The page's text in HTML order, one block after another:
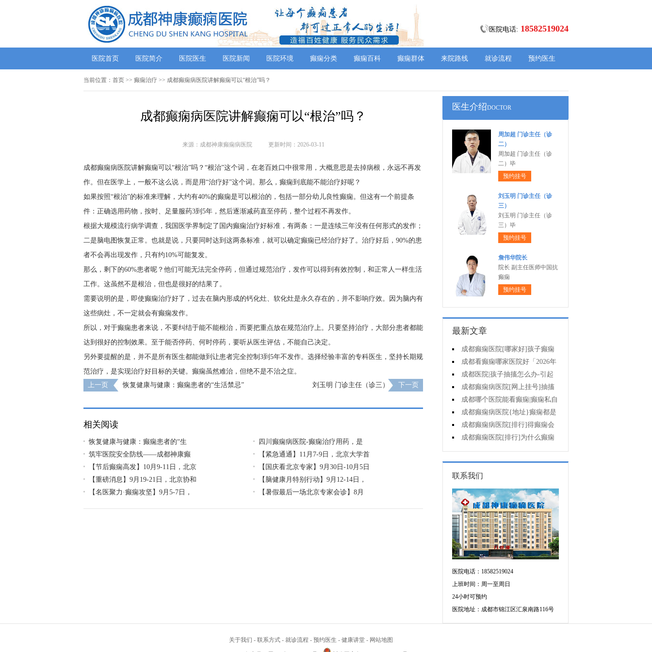
医院电话: 18582519024
医院首页 医院简介 医院医生 医院新闻 医院环境 癫痫分类 癫痫百科 癫痫群体 来院路线 就诊流程 预约医生
当前位置： 首页 >> 癫痫治疗 >> 成都癫痫病医院讲解癫痫可以“根治”吗？
成都癫痫病医院讲解癫痫可以“根治”吗？
来源：成都神康癫痫病医院 更新时间：2026-03-11
成都癫痫病医院讲解癫痫可以“根治”吗？“根治”这个词，在老百姓口中很常用，大概意思是去掉病根，永远不再发
作。但在医学上，一般不这么说，而是用“治疗好”这个词。那么，癫痫到底能不能治疗好呢？
如果按照“根治”的标准来理解，大约有40%的癫痫是可以根治的，包括一部分幼儿良性癫痫。但这有一个前提条
件：正确选用药物，按时、足量服药3到5年，然后逐渐减药直至停药，整个过程不再发作。
根据大规模流行病学调查，我国医学界制定了国内癫痫治疗好标准，有两条：一是连续三年没有任何形式的发作；
二是脑电图恢复正常。也就是说，只要同时达到这两条标准，就可以确定癫痫已经治疗好了。治疗好后，90%的患
者不会再出现发作，只有约10%可能复发。
那么，剩下的60%患者呢？他们可能无法完全停药，但通过规范治疗，发作可以得到有效控制，和正常人一样生活
工作。这虽然不是根治，但也是很好的结果了。
需要说明的是，即使癫痫治疗好了，过去在脑内形成的钙化灶、软化灶是永久存在的，并不影响疗效。因为脑内有
这些病灶，不一定就会有癫痫发作。
所以，对于癫痫患者来说，不要纠结于能不能根治，而要把重点放在规范治疗上。只要坚持治疗，大部分患者都能
达到很好的控制效果。至于能否停药、何时停药，要听从医生评估，不能自己决定。
另外要提醒的是，并不是所有医生都能做到让患者完全控制3到5年不发作。选择经验丰富的专科医生，坚持长期规
范治疗，是实现治疗好目标的关键。癫痫虽然难治，但绝不是不治之症。
上一页
恢复健康与健康：癫痫患者的“生活禁忌” 刘玉明 门诊主任（诊三） 下一页
相关阅读
恢复健康与健康：癫痫患者的“生
四川癫痫病医院-癫痫治疗用药，是
筑牢医院安全防线——成都神康癫
【紧急通通】11月7-9日，北京大学首
【节后癫痫高发】10月9-11日，北京
【国庆看北京专家】9月30日-10月5日
【重磅消息】9月19-21日，北京协和
【脑健康月特别行动】9月12-14日，
【名医聚力·癫痫攻坚】9月5-7日，
【暑假最后一场北京专家会诊】8月
医生介绍DOCTOR
周加超 门诊主任（诊
二）
周加超 门诊主任（诊
二）毕
预约挂号
刘玉明 门诊主任（诊
三）
刘玉明 门诊主任（诊
三）毕
预约挂号
詹伟华院长
院长 副主任医师中国抗
癫痫
预约挂号
最新文章
成都癫痫医院[哪家好]孩子癫痫
会影响智力吗?
成都看癫痫哪家医院好「2026年
度公布」原发性癫痫有多大几率遗
传给孩子?
成都医院|孩子抽搐怎么办-引起
癫痫发作的药物有哪些?
成都癫痫病医院[网上挂号]抽搐
就是癫痫发作吗?
成都哪个医院能看癫痫|癫痫私自
停药影响大不大?
成都癫痫病医院{地址}癫痫都是
要遗传的吗?
成都癫痫病医院[排行]得癫痫会
有什么异常表现?
成都癫痫医院[排行]为什么癫痫
不能治?
联系我们
医院电话：18582519024
上班时间：周一至周日
24小时可预约
医院地址：成都市锦江区汇泉南路116号
关于我们 - 联系方式 - 就诊流程 - 预约医生 - 健康讲堂 - 网站地图